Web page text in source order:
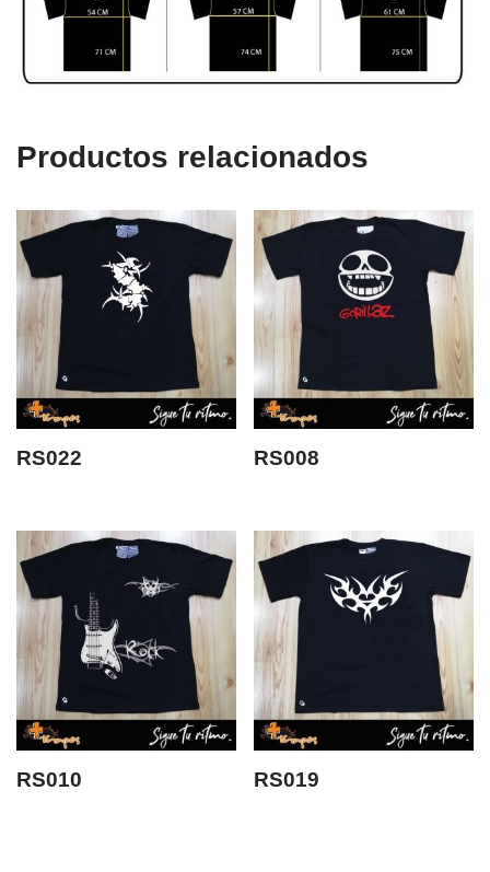
Productos relacionados
RS022 RS008
RS010 RS019